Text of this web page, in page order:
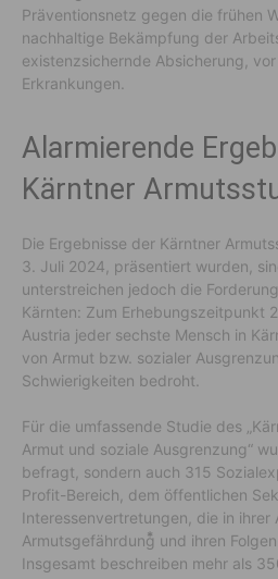
Präventionsnetz gegen die frühen
nachhaltige Bekämpfung der
existenzsichernde Absicherung,
Erkrankungen.
Alarmierende
Kärntner
Die Ergebnisse der Kärntner
3. Juli 2024, präsentiert wurden,
unterstreichen jedoch die
Kärnten: Zum Erhebungszeitpunkt
Austria jeder sechste Mensch in
von Armut bzw. sozialer
Schwierigkeiten bedroht.
Für die umfassende Studie des
Armut und soziale Ausgrenzung“
befragt, sondern auch 315
Profit-Bereich, dem öffentlichen
Interessenvertretungen, die in ihrer
Armutsgefährdung⃰ und ihren
Insgesamt beschreiben mehr als